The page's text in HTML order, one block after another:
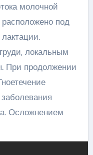
молочной
под
локальным
При продолжении
заболевания
Осложнением